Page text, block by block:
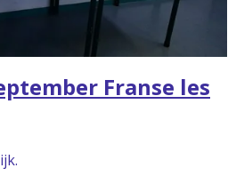
Franse les